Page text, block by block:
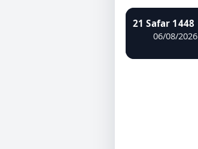
21 Safar 1448
06/08/2026